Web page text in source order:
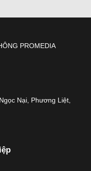
PROMEDIA
Nại, Phương Liệt,